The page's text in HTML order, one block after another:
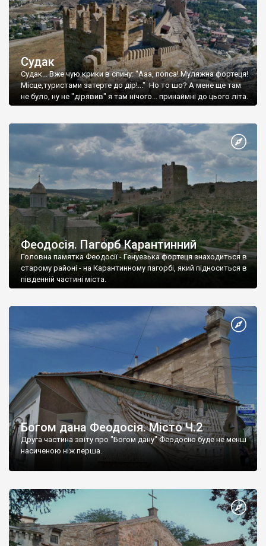
Судак
Судак... Вже чую крики в спину: "Ааа, попса! Муляжна фортеця!
Місце,туристами затерте до дір!..." Но то шо? А мене ще там
не було, ну не "дірявив" я там нічого... принаймні до цього літа.
Феодосія. Пагорб Карантинний
Головна памятка Феодосії - Генуезька фортеця знаходиться в
старому районі - на Карантинному пагорбі, який підноситься в
південній частині міста.
Богом дана Феодосія. Місто Ч.2
Друга частина звіту про "Богом дану" Феодосію буде не менш
насиченою ніж перша.